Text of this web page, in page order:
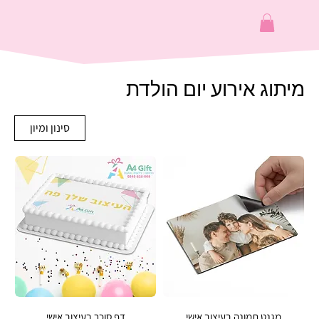
מיתוג אירוע יום הולדת
סינון ומיון